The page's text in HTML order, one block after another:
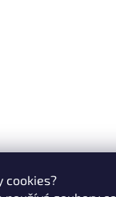
cookies?